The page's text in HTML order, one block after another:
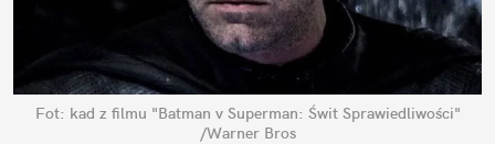
Fot: kad z filmu "Batman v Superman: Świt Sprawiedliwości"
/Warner Bros